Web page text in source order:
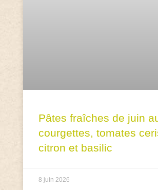
Pâtes fraîches de juin
courgettes, tomates
citron et basilic
8 juin 2026